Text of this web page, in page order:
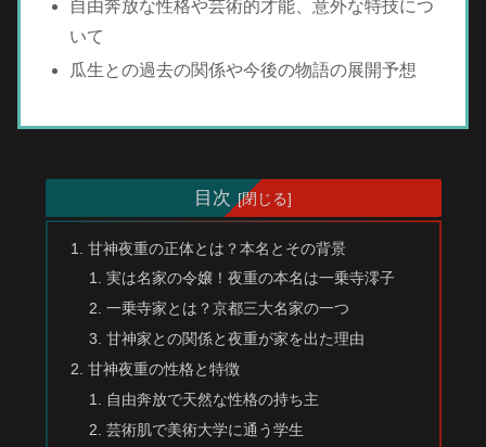
自由奔放な性格や芸術的才能、意外な特技につ
いて
瓜生との過去の関係や今後の物語の展開予想
目次
甘神夜重の正体とは？本名とその背景
実は名家の令嬢！夜重の本名は一乗寺澪子
一乗寺家とは？京都三大名家の一つ
甘神家との関係と夜重が家を出た理由
甘神夜重の性格と特徴
自由奔放で天然な性格の持ち主
芸術肌で美術大学に通う学生